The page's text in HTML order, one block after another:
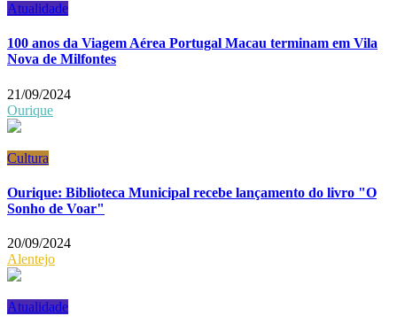
Atualidade
100 anos da Viagem Aérea Portugal Macau terminam em Vila
Nova de Milfontes
21/09/2024
Ourique
Cultura
Ourique: Biblioteca Municipal recebe lançamento do livro "O
Sonho de Voar"
20/09/2024
Alentejo
Atualidade